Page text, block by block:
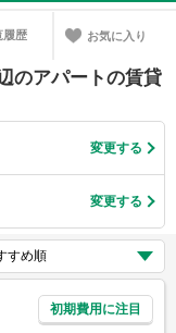
履歴 お気に入り
のアパートの賃貸
変更する
変更する
初期費用に注目